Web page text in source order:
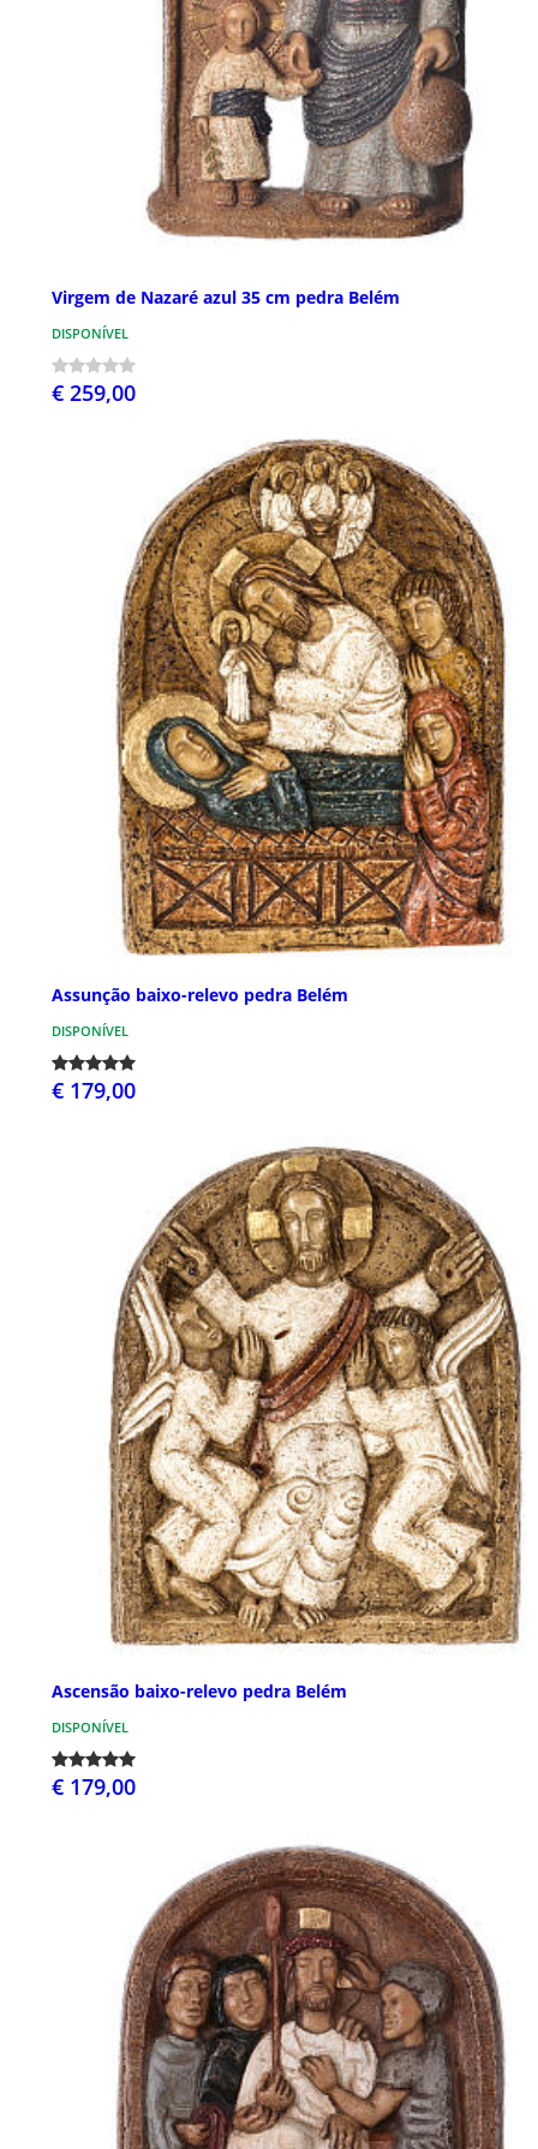
Virgem de Nazaré azul 35 cm pedra Belém
DISPONÍVEL
€ 259,00
Assunção baixo-relevo pedra Belém
DISPONÍVEL
€ 179,00
Ascensão baixo-relevo pedra Belém
DISPONÍVEL
€ 179,00